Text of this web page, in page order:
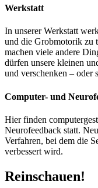
Werkstatt
In unserer Werkstatt
und die Grobmotorik zu
machen viele andere
dürfen unsere kleinen
und verschenken – oder
Computer- und
Hier finden
Neurofeedback statt.
Verfahren, bei dem die
verbessert wird.
Reinschauen!